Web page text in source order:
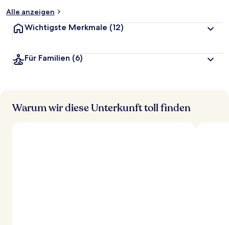
Alle anzeigen
Wichtigste Merkmale (12)
Für Familien (6)
Warum wir diese Unterkunft toll finden